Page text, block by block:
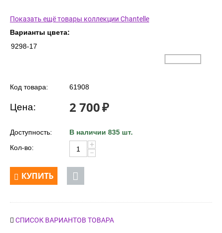
Показать ещё товары коллекции Chantelle
Варианты цвета:
9298-17
Код товара: 61908
Цена: 2 700₽
Доступность:
В наличии 835 шт.
Кол-во:
+
−
КУПИТЬ
СПИСОК ВАРИАНТОВ ТОВАРА